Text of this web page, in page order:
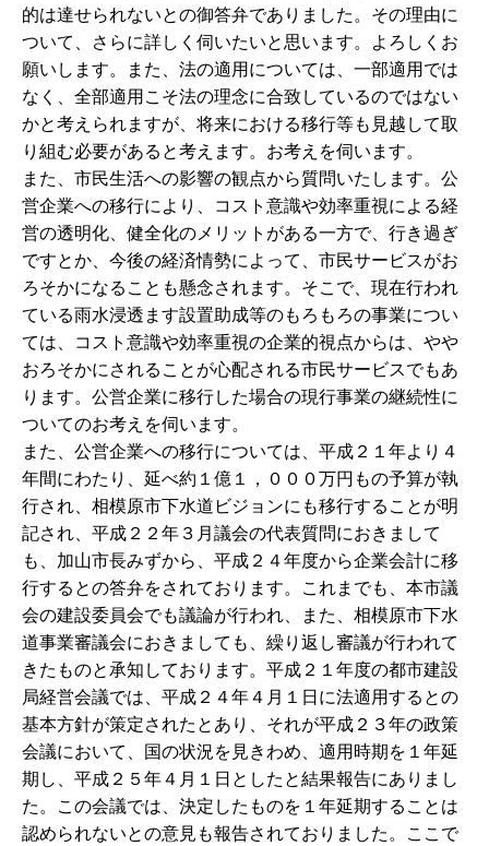
的は達せられないとの御答弁でありました。その理由に
ついて、さらに詳しく伺いたいと思います。よろしくお
願いします。また、法の適用については、一部適用では
なく、全部適用こそ法の理念に合致しているのではない
かと考えられますが、将来における移行等も見越して取
り組む必要があると考えます。お考えを伺います。
また、市民生活への影響の観点から質問いたします。公
営企業への移行により、コスト意識や効率重視による経
営の透明化、健全化のメリットがある一方で、行き過ぎ
ですとか、今後の経済情勢によって、市民サービスがお
ろそかになることも懸念されます。そこで、現在行われ
ている雨水浸透ます設置助成等のもろもろの事業につい
ては、コスト意識や効率重視の企業的視点からは、やや
おろそかにされることが心配される市民サービスでもあ
ります。公営企業に移行した場合の現行事業の継続性に
ついてのお考えを伺います。
また、公営企業への移行については、平成２１年より４
年間にわたり、延べ約１億１，０００万円もの予算が執
行され、相模原市下水道ビジョンにも移行することが明
記され、平成２２年３月議会の代表質問におきまして
も、加山市長みずから、平成２４年度から企業会計に移
行するとの答弁をされております。これまでも、本市議
会の建設委員会でも議論が行われ、また、相模原市下水
道事業審議会におきましても、繰り返し審議が行われて
きたものと承知しております。平成２１年度の都市建設
局経営会議では、平成２４年４月１日に法適用するとの
基本方針が策定されたとあり、それが平成２３年の政策
会議において、国の状況を見きわめ、適用時期を１年延
期し、平成２５年４月１日としたと結果報告にありまし
た。この会議では、決定したものを１年延期することは
認められないとの意見も報告されておりました。ここで